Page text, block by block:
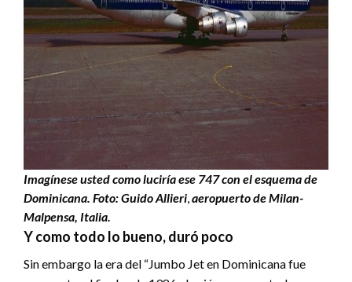
Imagínese usted como luciría ese 747 con el esquema de
Dominicana. Foto: Guido Allieri,aeropuerto de Milan-
Malpensa, Italia.
Y como todo lo bueno, duró poco
Sin embargo la era del “Jumbo Jet en Dominicana fue